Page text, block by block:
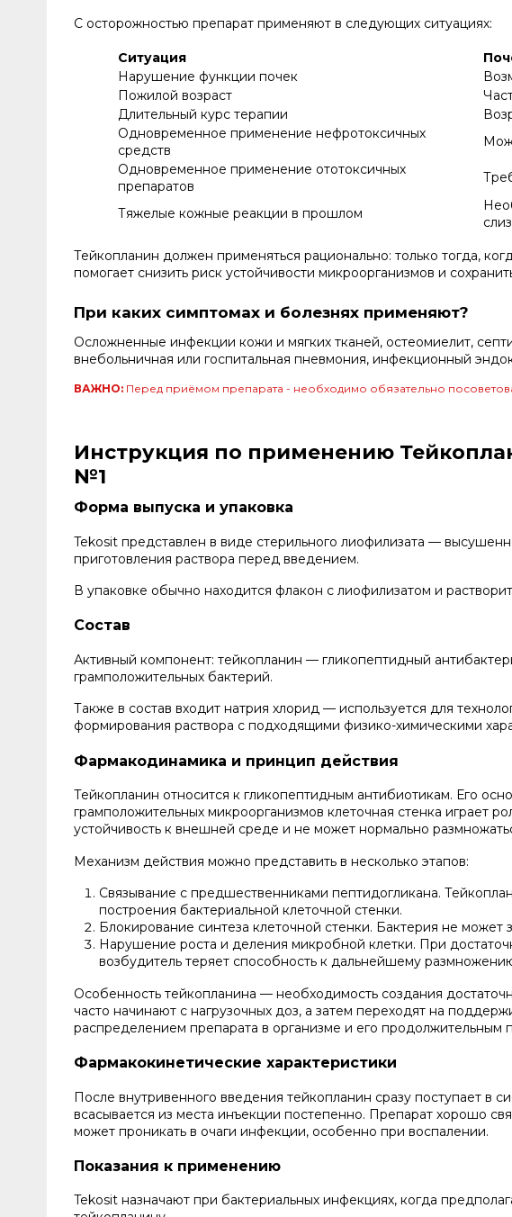
С осторожностью препарат применяют в следующих ситуациях:
Ситуация
Нарушение функции почек
Пожилой возраст
Длительный курс терапии
Одновременное применение нефротоксичных
средств
Одновременное применение ототоксичных
препаратов
Тяжелые кожные реакции в прошлом
Тейкопланин должен применяться рационально: только тогда,
помогает снизить риск устойчивости микроорганизмов и
При каких симптомах и болезнях применяют?
Осложненные инфекции кожи и мягких тканей, остеомиелит,
внебольничная или госпитальная пневмония, инфекционный
ВАЖНО: Перед приёмом препарата - необходимо обязательно
Инструкция по применению
№1
Форма выпуска и упаковка
Tekosit представлен в виде стерильного лиофилизата —
приготовления раствора перед введением.
В упаковке обычно находится флакон с лиофилизатом и
Состав
Активный компонент: тейкопланин — гликопептидный
грамположительных бактерий.
Также в состав входит натрия хлорид — используется для
формирования раствора с подходящими физико-химическими
Фармакодинамика и принцип действия
Тейкопланин относится к гликопептидным антибиотикам. Его
грамположительных микроорганизмов клеточная стенка играет
устойчивость к внешней среде и не может нормально
Механизм действия можно представить в несколько этапов:
Связывание с предшественниками пептидогликана.
построения бактериальной клеточной стенки.
Блокирование синтеза клеточной стенки. Бактерия не
Нарушение роста и деления микробной клетки. При
возбудитель теряет способность к дальнейшему
Особенность тейкопланина — необходимость создания
часто начинают с нагрузочных доз, а затем переходят на
распределением препарата в организме и его продолжительным
Фармакокинетические характеристики
После внутривенного введения тейкопланин сразу поступает
всасывается из места инъекции постепенно. Препарат хорошо
может проникать в очаги инфекции, особенно при воспалении.
Показания к применению
Tekosit назначают при бактериальных инфекциях, когда